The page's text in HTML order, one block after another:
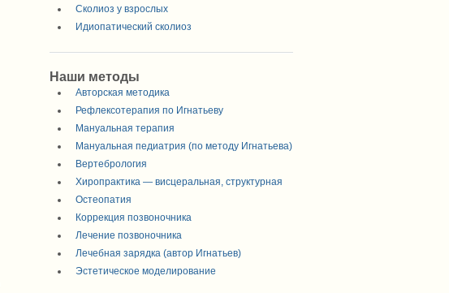
Сколиоз у взрослых
Идиопатический сколиоз
Наши методы
Авторская методика
Рефлексотерапия по Игнатьеву
Мануальная терапия
Мануальная педиатрия (по методу Игнатьева)
Вертебрология
Хиропрактика — висцеральная, структурная
Остеопатия
Коррекция позвоночника
Лечение позвоночника
Лечебная зарядка (автор Игнатьев)
Эстетическое моделирование